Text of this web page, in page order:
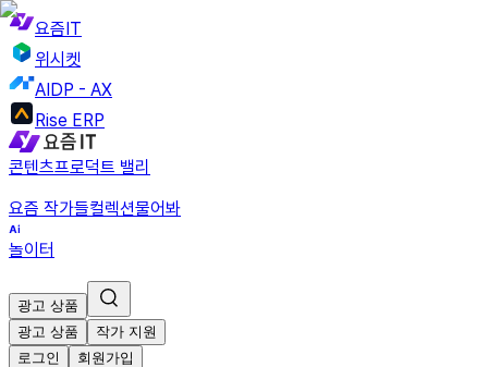
요즘IT
위시켓
AIDP - AX
Rise ERP
콘텐츠프로덕트 밸리
요즘 작가들컬렉션물어봐
놀이터
광고 상품
광고 상품
작가 지원
로그인
회원가입